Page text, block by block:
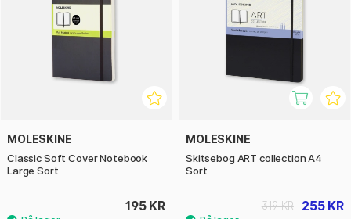
MOLESKINE
Classic Soft Cover Notebook
Large Sort
195 KR
MOLESKINE
Skitsebog ART collection A4
Sort
255 KR
319 KR